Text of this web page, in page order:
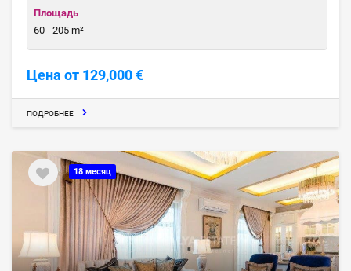
Площадь
60 - 205 m²
Цена от 129,000 €
ПОДРОБНЕЕ
18 месяц